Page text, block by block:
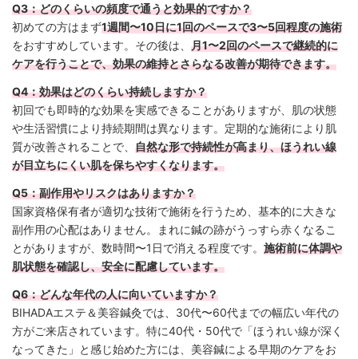
Q3：どのくらいの頻度で通うと効果的ですか？
初めての方はまず1週間〜10日に1回のペースで3〜5回程度の施術
をおすすめしています。その後は、 月1〜2回のペースで継続的に
ケアを行うことで、効果の維持とさらなる改善が期待できます。
Q4：効果はどのくらい持続しますか？
初回でも即時的な効果を実感できることがありますが、肌の状態
や生活習慣により持続期間は異なります。定期的な施術により肌
質が改善されることで、 自然な形で持続性が高まり、ほうれい線
が目立ちにくい肌を保ちやすくなります。
Q5：副作用やリスクはありますか？
国家資格保有者が適切な技術で施術を行うため、基本的に大きな
副作用の心配はありません。まれに鍼の跡がうっすら赤くなるこ
とがありますが、数時間〜1日で消える程度です。 施術前に体調や
肌状態を確認し、安全に配慮しています。
Q6：どんな年代の人に向いていますか？
BIHADAエステ＆美容鍼灸では、30代〜60代までの幅広い年代の
方がご来店されています。特に40代・50代で「ほうれい線が深く
なってきた」と感じ始めた方には、美容鍼による早期のケアをお